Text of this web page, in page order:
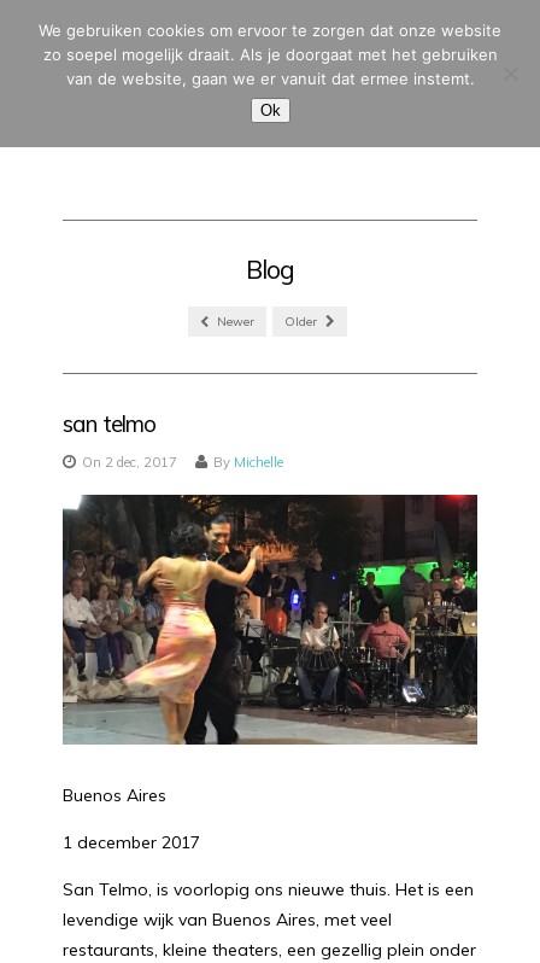
MENU
Blog
Newer Older
san telmo
On 2 dec, 2017 By Michelle
Buenos Aires
1 december 2017
San Telmo, is voorlopig ons nieuwe thuis. Het is een
levendige wijk van Buenos Aires, met veel
restaurants, kleine theaters, een gezellig plein onder
We gebruiken cookies om ervoor te zorgen dat onze website
zo soepel mogelijk draait. Als je doorgaat met het gebruiken
van de website, gaan we er vanuit dat ermee instemt.
Ok